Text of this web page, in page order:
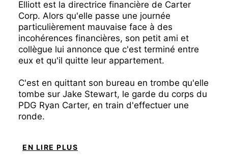
Elliott est la directrice financière de Carter
Corp. Alors qu'elle passe une journée
particulièrement mauvaise face à des
incohérences financières, son petit ami et
collègue lui annonce que c'est terminé entre
eux et qu'il quitte leur appartement.
C'est en quittant son bureau en trombe qu'elle
tombe sur Jake Stewart, le garde du corps du
PDG Ryan Carter, en train d'effectuer une
ronde.
sa détresse il tente de se montrer attentionné
EN LIRE PLUS